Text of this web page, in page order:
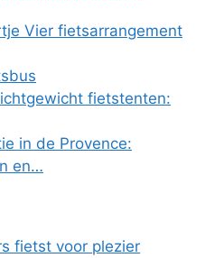
Vier fietsarrangement
fietstenten:
in de Provence:
en…
fietst voor plezier